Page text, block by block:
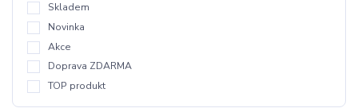
Skladem
Novinka
Akce
Doprava ZDARMA
TOP produkt